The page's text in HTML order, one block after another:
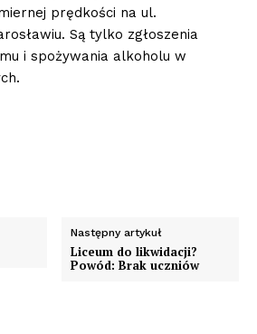
prędkości na ul.
Są tylko zgłoszenia
i spożywania alkoholu w
Następny artykuł
Liceum do likwidacji?
Powód: Brak uczniów